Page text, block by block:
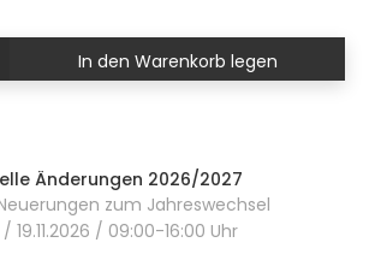
In den Warenkorb legen
Änderungen 2026/2027
zum Jahreswechsel
19.11.2026 / 09:00-16:00 Uhr